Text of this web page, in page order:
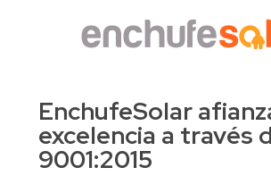
EnchufeSolar
excelencia a través
9001:2015